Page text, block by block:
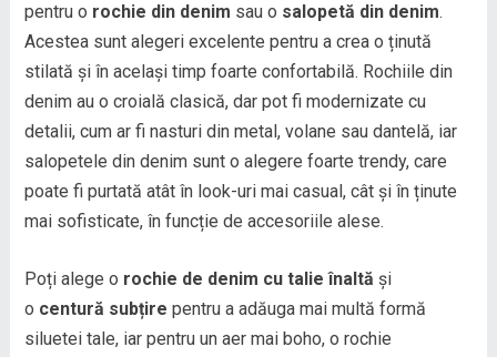
pentru o rochie din denim sau o salopetă din denim.
Acestea sunt alegeri excelente pentru a crea o ținută
stilată și în același timp foarte confortabilă. Rochiile din
denim au o croială clasică, dar pot fi modernizate cu
detalii, cum ar fi nasturi din metal, volane sau dantelă, iar
salopetele din denim sunt o alegere foarte trendy, care
poate fi purtată atât în look-uri mai casual, cât și în ținute
mai sofisticate, în funcție de accesoriile alese.
Poți alege o rochie de denim cu talie înaltă și
o centură subțire pentru a adăuga mai multă formă
siluetei tale, iar pentru un aer mai boho, o rochie